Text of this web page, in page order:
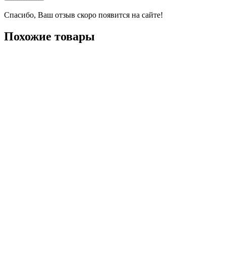
Спасибо, Ваш отзыв скоро появится на сайте!
Похожие товары